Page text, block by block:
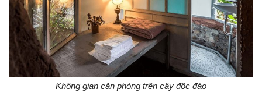
Không gian căn phòng trên cây độc đáo